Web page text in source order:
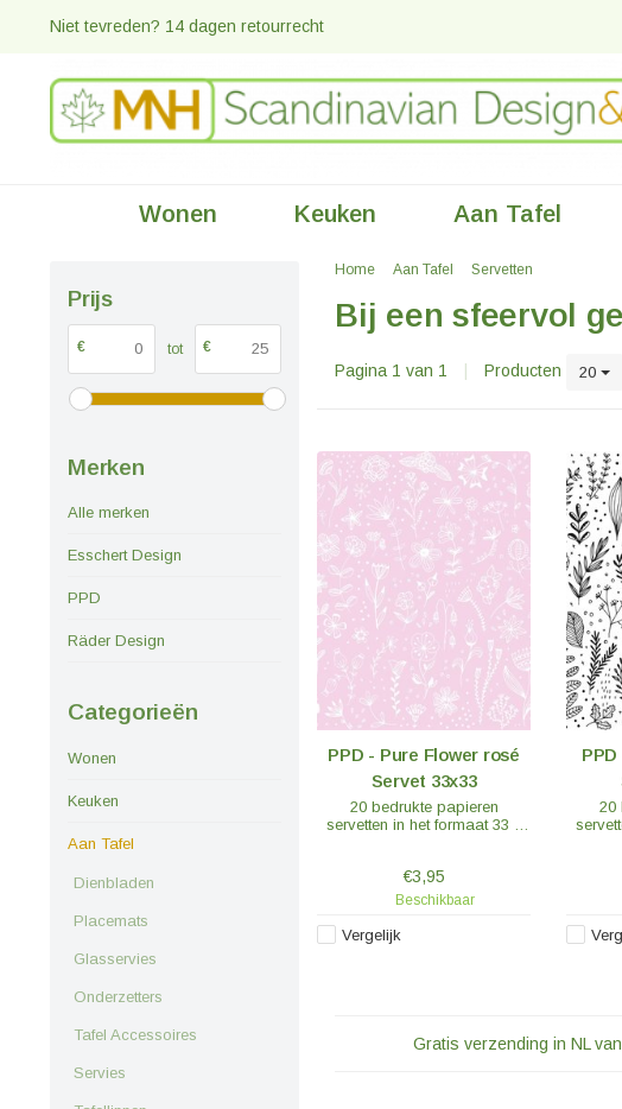
Niet tevreden? 14 dagen retourrecht
Wonen Keuken Aan Tafel
Prijs
€ tot €
Merken
Alle merken
Esschert Design
PPD
Räder Design
Categorieën
Wonen
Keuken
Aan Tafel
Dienbladen
Placemats
Glasservies
Onderzetters
Tafel Accessoires
Servies
Home Aan Tafel Servetten
Bij een sfeervol
Pagina 1 van 1 Producten 20
PPD - Pure Flower rosé
Servet 33x33
20 bedrukte papieren
servetten in het formaat 33 x
materiaal: 100% tissue,
lichtechte kleuren, chloorvrij
€3,95
Beschikbaar
Vergelijk
20
Gratis verzending in NL